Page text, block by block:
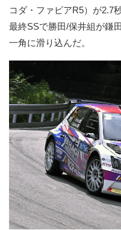
コダ・ファビアR5）が2.7
最終SSで勝田/保井組が鎌
一角に滑り込んだ。